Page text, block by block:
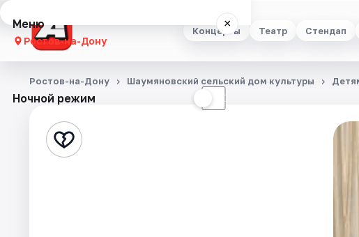
Концерты Театр Стендап
Меню ×
Ростов-на-Дону
Концерты
Стендап
Ночной режим ☾
Ростов-на-Дону Шаумяновский сельский дом культуры